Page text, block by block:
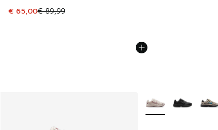
Dit artikel is in de uitverkoop. Dit artikel is in de
€ 65,00€ 89,99
Meer kleuren